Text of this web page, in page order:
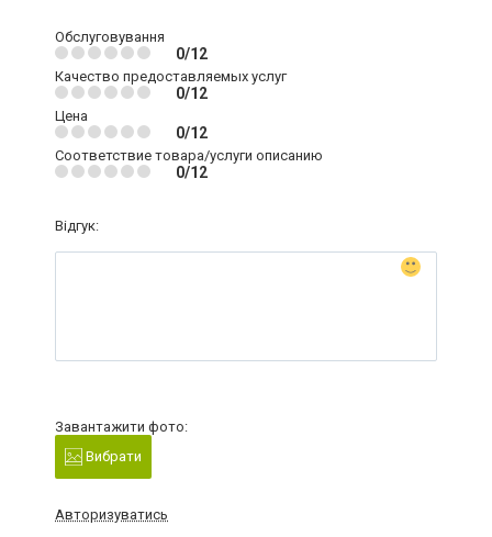
Обслуговування
0/12
Качество предоставляемых услуг
0/12
Цена
0/12
Соответствие товара/услуги описанию
0/12
Відгук:
Завантажити фото:
Вибрати
Авторизуватись